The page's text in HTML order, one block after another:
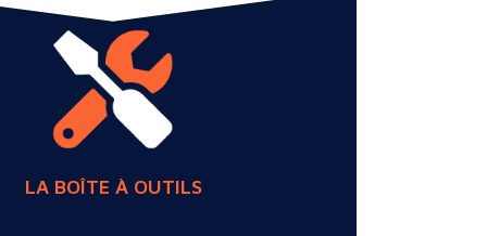
LA BOÎTE À OUTILS